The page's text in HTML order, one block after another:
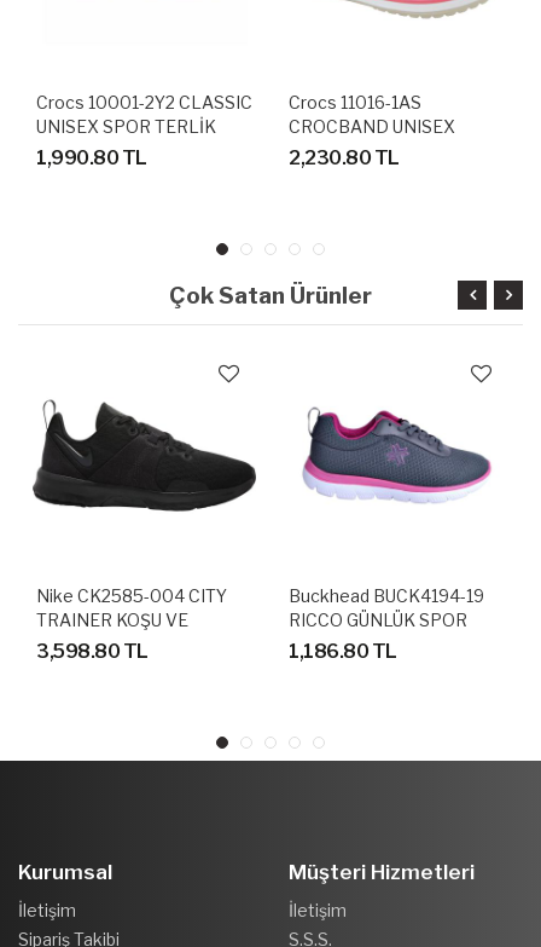
Crocs 10001-2Y2 CLASSIC
UNISEX SPOR TERLİK
SANDALET
1,990.80 TL
Crocs 11016-1AS
CROCBAND UNISEX
SANDALET TERLİK
2,230.80 TL
Çok Satan Ürünler
Nike CK2585-004 CITY
TRAINER KOŞU VE
YÜRÜYÜŞ AYAKKABISI
3,598.80 TL
Buckhead BUCK4194-19
RICCO GÜNLÜK SPOR
AYAKKABI
1,186.80 TL
Kurumsal
İletişim
Sipariş Takibi
Müşteri Hizmetleri
İletişim
S.S.S.